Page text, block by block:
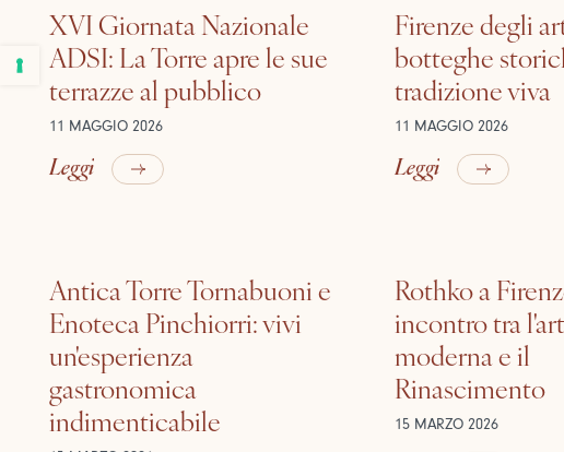
XVI Giornata Nazionale
ADSI: La Torre apre le sue
terrazze al pubblico
11 MAGGIO 2026
Leggi
Firenze degli
botteghe
tradizione viva
11 MAGGIO 2026
Leggi
Antica Torre Tornabuoni e
Enoteca Pinchiorri: vivi
un'esperienza
gastronomica
indimenticabile
Rothko a
incontro tra
moderna e il
Rinascimento
15 MARZO 2026